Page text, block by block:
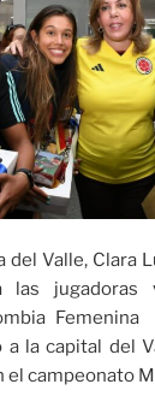
‘Festival
Jugamos
Juntas’
de
la
FIFA»
del Valle, Clara
las jugadoras
a la capital del
el campeonato